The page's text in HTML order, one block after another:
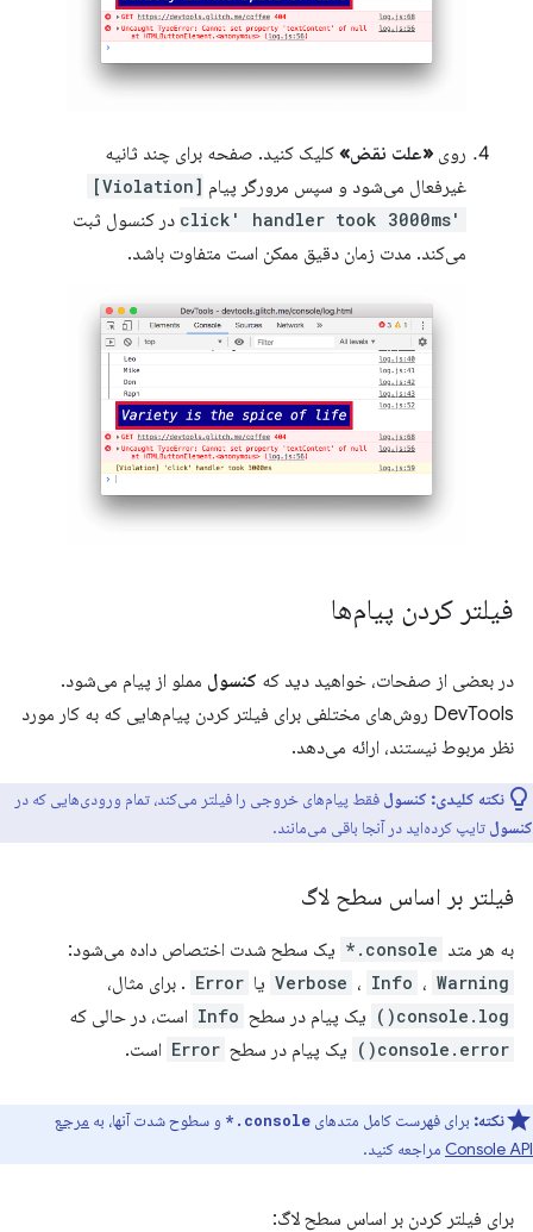
روی «علت نقض» کلیک کنید. صفحه برای چند ثانیه
غیرفعال می‌شود و سپس مرورگر پیام
[Violation]
'click' handler took 3000ms
در کنسول ثبت
می‌کند. مدت زمان دقیق ممکن است متفاوت باشد.
فیلتر کردن پیام‌ها
در بعضی از صفحات، خواهید دید که کنسول مملو از پیام می‌شود.
DevTools روش‌های مختلفی برای فیلتر کردن پیام‌هایی که به کار مورد
نظر مربوط نیستند، ارائه می‌دهد.
نکته کلیدی: کنسول فقط پیام‌های خروجی را فیلتر می‌کند، تمام ورودی‌هایی که در
کنسول تایپ کرده‌اید در آنجا باقی می‌مانند.
فیلتر بر اساس سطح لاگ
به هر متد console.* یک سطح شدت اختصاص داده می‌شود:
Verbose ، Info ، Warning یا Error . برای مثال،
console.log() یک پیام در سطح Info است، در حالی که
console.error() یک پیام در سطح Error است.
نکته: برای فهرست کامل متدهای console.* و سطوح شدت آنها، به مرجع
Console API مراجعه کنید.
برای فیلتر کردن بر اساس سطح لاگ: